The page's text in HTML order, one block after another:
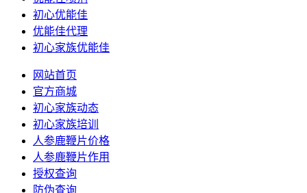
初心优能佳
优能佳代理
初心家族优能佳
网站首页
官方商城
初心家族动态
初心家族培训
人参鹿鞭片价格
人参鹿鞭片作用
授权查询
防伪查询